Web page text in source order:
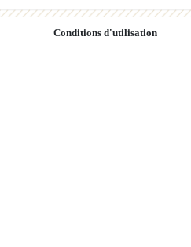
Conditions d'utilisation